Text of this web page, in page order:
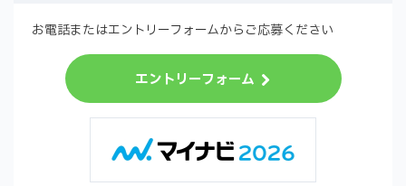
お電話またはエントリーフォームからご応募ください
エントリーフォーム